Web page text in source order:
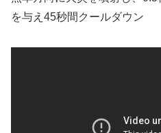
を与え45秒間クールダウン